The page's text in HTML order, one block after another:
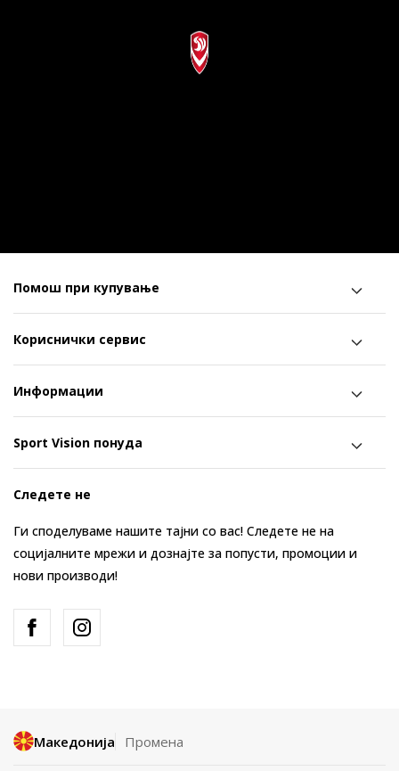
Помош при купување
Кориснички сервис
Информации
Sport Vision понуда
Следете не
Ги споделуваме нашите тајни со вас! Следете не на
социјалните мрежи и дознајте за попусти, промоции и
нови производи!
Македонија Промена